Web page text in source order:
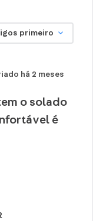
primeiro
há 2 meses
o solado
é